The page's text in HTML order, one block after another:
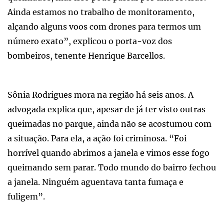
Ainda estamos no trabalho de monitoramento,
alçando alguns voos com drones para termos um
número exato”, explicou o porta-voz dos
bombeiros, tenente Henrique Barcellos.
Sônia Rodrigues mora na região há seis anos. A
advogada explica que, apesar de já ter visto outras
queimadas no parque, ainda não se acostumou com
a situação. Para ela, a ação foi criminosa. “Foi
horrível quando abrimos a janela e vimos esse fogo
queimando sem parar. Todo mundo do bairro fechou
a janela. Ninguém aguentava tanta fumaça e
fuligem”.